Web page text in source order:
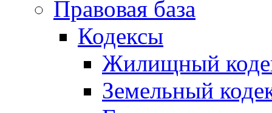
Правовая база
Кодексы
Жилищный
Земельный